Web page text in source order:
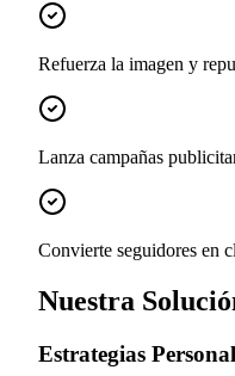
Refuerza la imagen y
Lanza campañas
Convierte seguidores en
Nuestra
Estrategias